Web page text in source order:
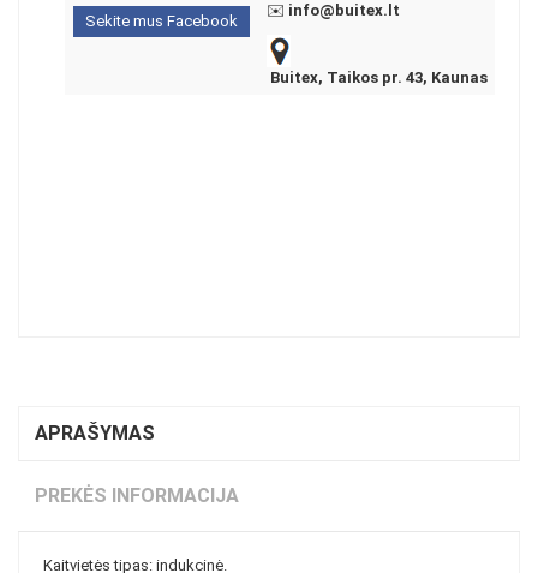
Sekite mus Facebook
✉️ info@buitex.lt
Buitex, Taikos pr. 43, Kaunas
APRAŠYMAS
PREKĖS INFORMACIJA
Kaitvietės tipas: indukcinė.